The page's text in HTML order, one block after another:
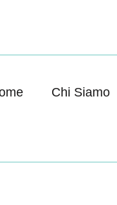
Chi Siamo